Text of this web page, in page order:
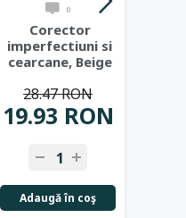
0
Corector
imperfectiuni si
cearcane, Beige
Benecos
19.93 RON
28.47 RON
Adaugă în coş